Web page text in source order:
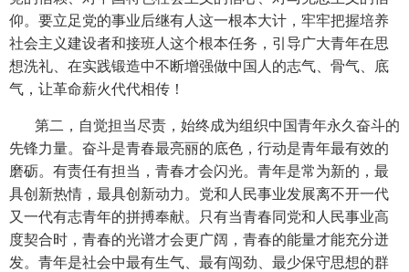
仰。要立足党的事业后继有人这一根本大计，牢牢把握培养
社会主义建设者和接班人这个根本任务，引导广大青年在思
想洗礼、在实践锻造中不断增强做中国人的志气、骨气、底
气，让革命薪火代代相传！
第二，自觉担当尽责，始终成为组织中国青年永久奋斗的
先锋力量。奋斗是青春最亮丽的底色，行动是青年最有效的
磨砺。有责任有担当，青春才会闪光。青年是常为新的，最
具创新热情，最具创新动力。党和人民事业发展离不开一代
又一代有志青年的拼搏奉献。只有当青春同党和人民事业高
度契合时，青春的光谱才会更广阔，青春的能量才能充分迸
发。青年是社会中最有生气、最有闯劲、最少保守思想的群